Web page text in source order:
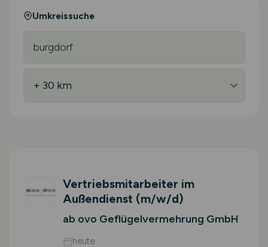
Umkreissuche
Vertriebsmitarbeiter im
Außendienst (m/w/d)
ab ovo Geflügelvermehrung GmbH
heute